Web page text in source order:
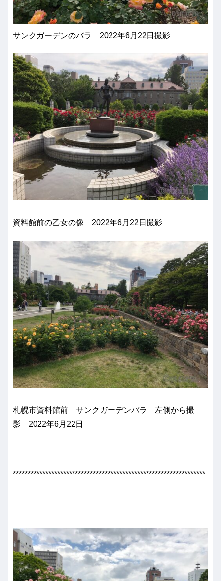
サンクガーデンのバラ 2022年6月22日撮影
資料館前の乙女の像 2022年6月22日撮影
札幌市資料館前 サンクガーデンバラ 左側から撮
影 2022年6月22日
*****************************************************************